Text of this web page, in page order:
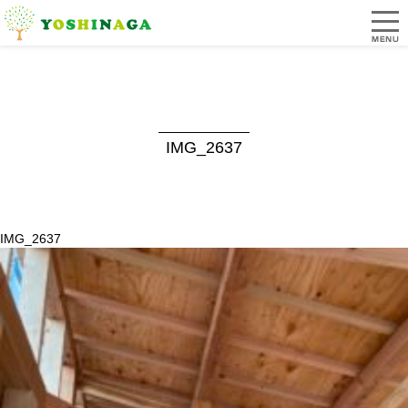
IMG_2637
IMG_2637